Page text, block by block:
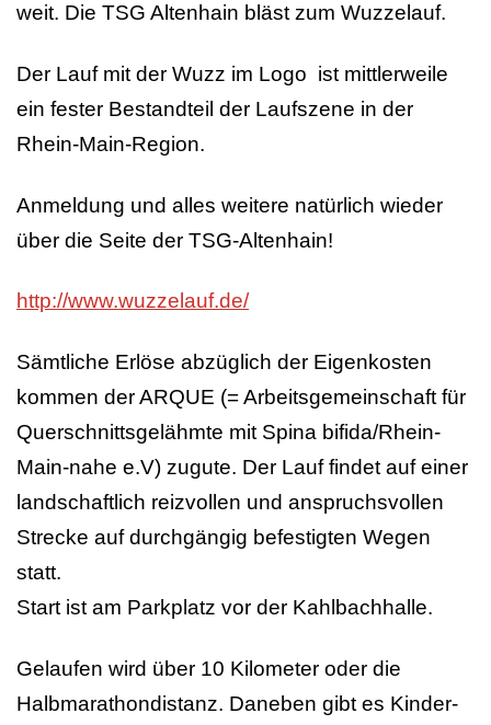
weit. Die TSG Altenhain bläst zum Wuzzelauf.
Der Lauf mit der Wuzz im Logo ist mittlerweile
ein fester Bestandteil der Laufszene in der
Rhein-Main-Region.
Anmeldung und alles weitere natürlich wieder
über die Seite der TSG-Altenhain!
http://www.wuzzelauf.de/
Sämtliche Erlöse abzüglich der Eigenkosten
kommen der ARQUE (= Arbeitsgemeinschaft für
Querschnittsgelähmte mit Spina bifida/Rhein-
Main-nahe e.V) zugute. Der Lauf findet auf einer
landschaftlich reizvollen und anspruchsvollen
Strecke auf durchgängig befestigten Wegen
statt.
Start ist am Parkplatz vor der Kahlbachhalle.
Gelaufen wird über 10 Kilometer oder die
Halbmarathondistanz. Daneben gibt es Kinder-